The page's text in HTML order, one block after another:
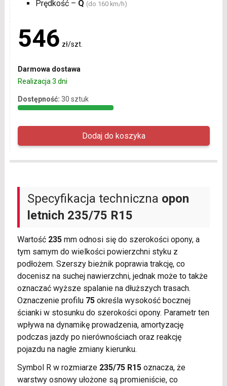
Prędkość – Q (do 160 km/h)
546 zł/szt.
Darmowa dostawa
Realizacja 3 dni
Dostępność: 30 sztuk
Specyfikacja techniczna opon
letnich 235/75 R15
Wartość 235mm odnosi się do szerokości opony, a
tym samym do wielkości powierzchni styku z
podłożem. Szerszy bieżnik poprawia trakcję, co
docenisz na suchej nawierzchni, jednak może to także
oznaczać wyższe spalanie na dłuższych trasach.
Oznaczenie profilu 75określa wysokość bocznej
ścianki w stosunku do szerokości opony. Parametr ten
wpływa na dynamikę prowadzenia, amortyzację
podczas jazdy po nierównościach oraz reakcję
pojazdu na nagłe zmiany kierunku.
Symbol R w rozmiarze 235/75 R15oznacza, że
warstwy osnowy ułożone są promieniście, co